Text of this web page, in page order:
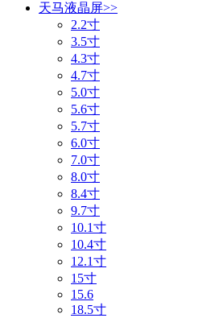
天马液晶屏>>
2.2寸
3.5寸
4.3寸
4.7寸
5.0寸
5.6寸
5.7寸
6.0寸
7.0寸
8.0寸
8.4寸
9.7寸
10.1寸
10.4寸
12.1寸
15寸
15.6
18.5寸